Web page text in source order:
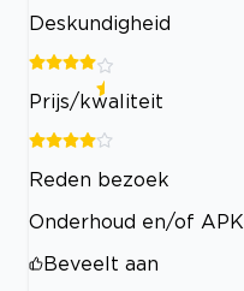
Deskundigheid
Prijs/kwaliteit
Reden bezoek
Onderhoud en/of APK
Beveelt aan